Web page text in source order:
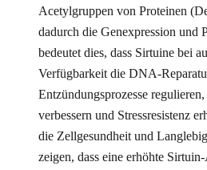
Acetylgruppen von Proteinen
dadurch die Genexpression und
bedeutet dies, dass Sirtuine bei
Verfügbarkeit die DNA-
Entzündungsprozesse
verbessern und Stressresistenz
die Zellgesundheit und
zeigen, dass eine erhöhte